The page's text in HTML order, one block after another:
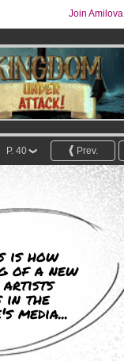
Join Amilova
Prev.
P. 40
is how
of a new
artists
in the
media...